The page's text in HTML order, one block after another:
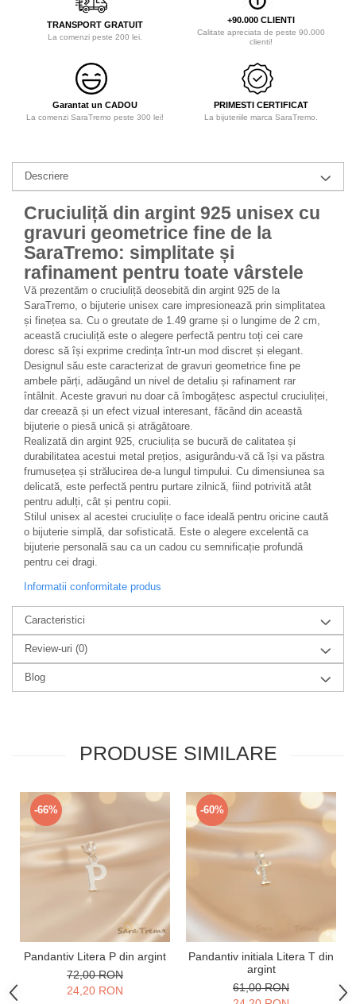
TRANSPORT GRATUIT
La comenzi peste 200 lei.
+90.000 CLIENTI
Calitate apreciata de peste 90.000
clienti!
Garantat un CADOU
La comenzi SaraTremo peste 300 lei!
PRIMESTI CERTIFICAT
La bijuteriile marca SaraTremo.
Descriere
Cruciuliță din argint 925 unisex cu
gravuri geometrice fine de la
SaraTremo: simplitate și
rafinament pentru toate vârstele
Vă prezentăm o cruciuliță deosebită din argint 925 de la
SaraTremo, o bijuterie unisex care impresionează prin simplitatea
și finețea sa. Cu o greutate de 1.49 grame și o lungime de 2 cm,
această cruciuliță este o alegere perfectă pentru toți cei care
doresc să își exprime credința într-un mod discret și elegant.
Designul său este caracterizat de gravuri geometrice fine pe
ambele părți, adăugând un nivel de detaliu și rafinament rar
întâlnit. Aceste gravuri nu doar că îmbogățesc aspectul cruciuliței,
dar creează și un efect vizual interesant, făcând din această
bijuterie o piesă unică și atrăgătoare.
Realizată din argint 925, cruciulița se bucură de calitatea și
durabilitatea acestui metal prețios, asigurându-vă că își va păstra
frumusețea și strălucirea de-a lungul timpului. Cu dimensiunea sa
delicată, este perfectă pentru purtare zilnică, fiind potrivită atât
pentru adulți, cât și pentru copii.
Stilul unisex al acestei cruciulițe o face ideală pentru oricine caută
o bijuterie simplă, dar sofisticată. Este o alegere excelentă ca
bijuterie personală sau ca un cadou cu semnificație profundă
pentru cei dragi.
Informatii conformitate produs
Caracteristici
Review-uri (0)
Blog
PRODUSE SIMILARE
-66%
Pandantiv Litera P din argint
72,00 RON
24,20 RON
-60%
Pandantiv initiala Litera T din
argint
61,00 RON